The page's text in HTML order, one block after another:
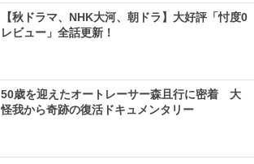
【秋ドラマ、NHK大河、朝ドラ】大好評「忖度0
レビュー」全話更新！
50歳を迎えたオートレーサー森且行に密着 大
怪我から奇跡の復活ドキュメンタリー